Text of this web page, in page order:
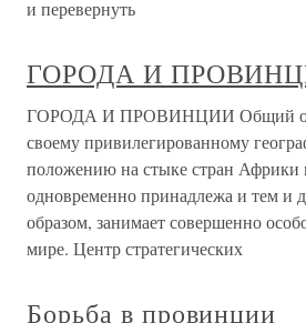
и перевернуть
ГОРОДА И
ГОРОДА И ПРОВИНЦИИ Общий
своему привилегированному
положению на стыке стран Африки
одновременно принадлежа и тем и
образом, занимает совершенно
мире. Центр стратегических
Борьба в провинции